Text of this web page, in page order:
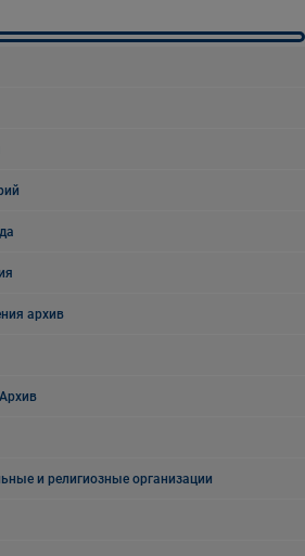
архив
и религиозные организации